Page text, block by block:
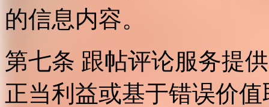
的信息内容。
第七条 跟帖评论服务提
正当利益或基于错误价